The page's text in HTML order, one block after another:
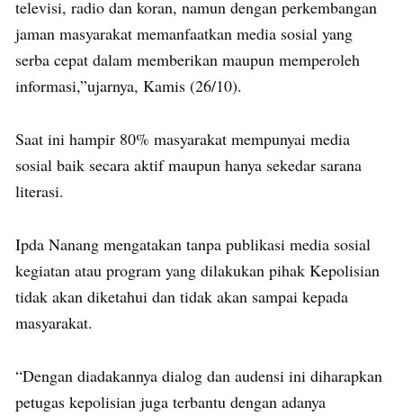
televisi, radio dan koran, namun dengan perkembangan
jaman masyarakat memanfaatkan media sosial yang
serba cepat dalam memberikan maupun memperoleh
informasi,”ujarnya, Kamis (26/10).
Saat ini hampir 80% masyarakat mempunyai media
sosial baik secara aktif maupun hanya sekedar sarana
literasi.
Ipda Nanang mengatakan tanpa publikasi media sosial
kegiatan atau program yang dilakukan pihak Kepolisian
tidak akan diketahui dan tidak akan sampai kepada
masyarakat.
“Dengan diadakannya dialog dan audensi ini diharapkan
petugas kepolisian juga terbantu dengan adanya